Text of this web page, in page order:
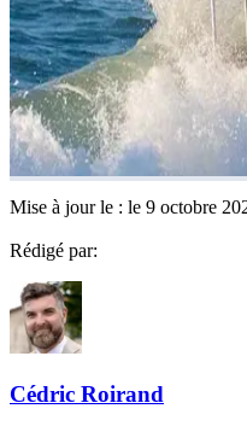
Mise à jour le : le 9 octobre
Rédigé par:
Cédric Roirand